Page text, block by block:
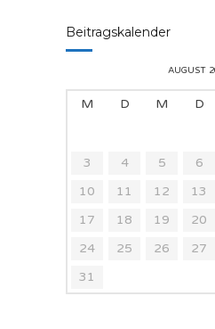
Beitragskalender
AUGUST
M D M D
3
4 5 6
10
11 12 13
17
18 19 20
24
25 26 27
31